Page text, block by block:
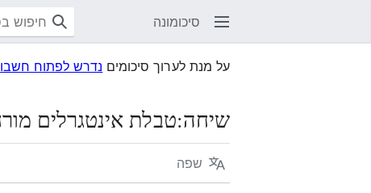
סיכומונה
על מנת לערוך סיכומים נדרש לפתוח
שיחה:טבלת אינטגרלים
שפה